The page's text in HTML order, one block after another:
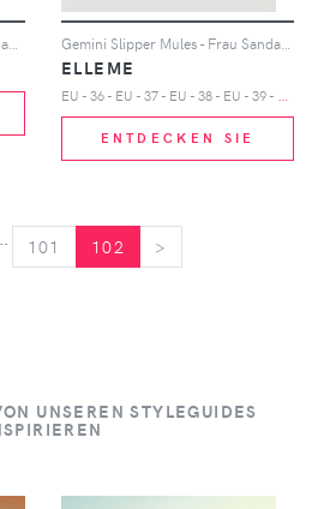
ELLEME
ENTDECKEN SIE
101 102 >
UNSEREN STYLEGUIDES